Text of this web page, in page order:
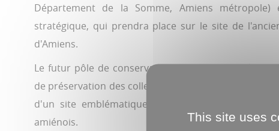
Département de la Somme, Amiens
stratégique, qui prendra place sur le site de
d'Amiens.
Le futur pôle de conservation permettra de
de préservation des collections de la BnF tout en
d'un site emblématique et au développement
amiénois.
This site uses